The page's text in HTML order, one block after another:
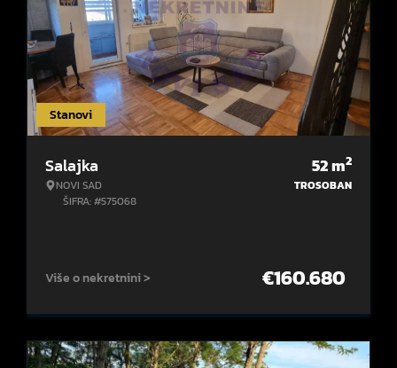
Stanovi
Salajka
NOVI SAD
ŠIFRA: #575068
52m2
TROSOBAN
Više o nekretnini > €160.680